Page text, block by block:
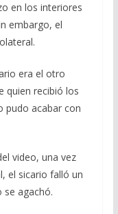
en los interiores
embargo, el
era el otro
quien recibió los
pudo acabar con
video, una vez
el sicario falló un
agachó.